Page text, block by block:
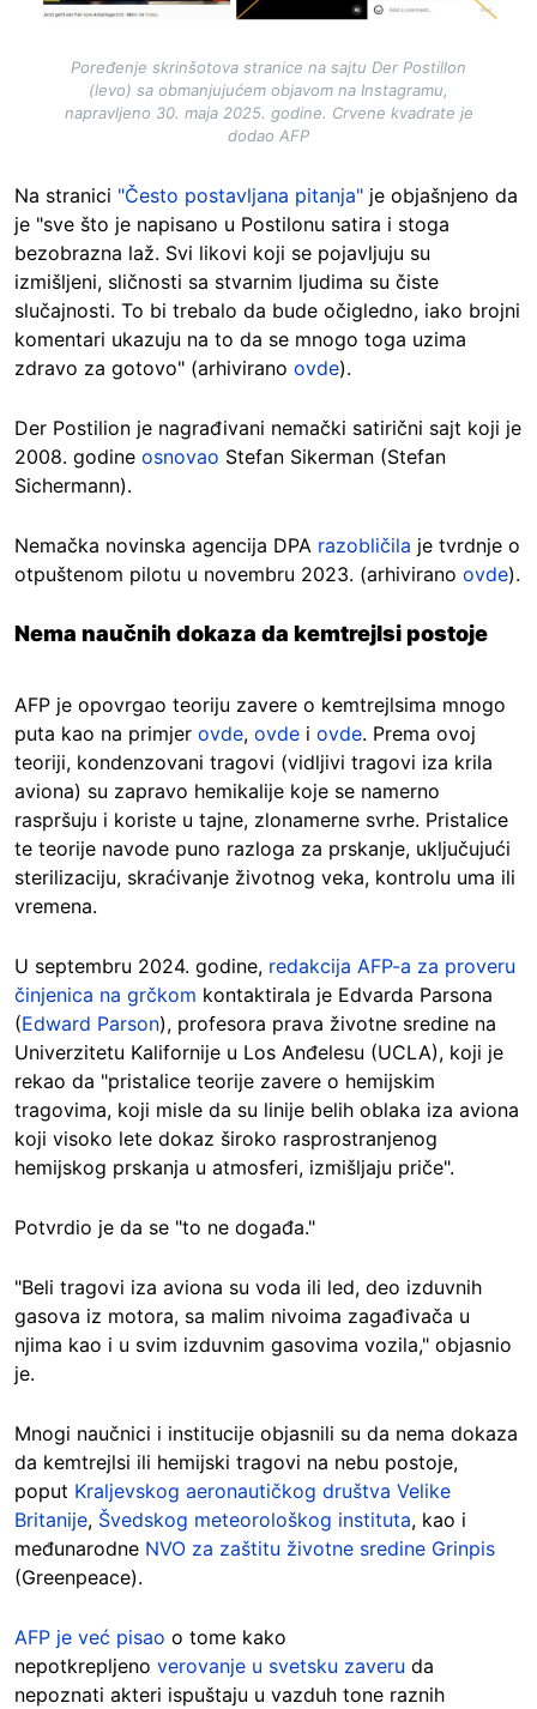
Poređenje skrinšotova stranice na sajtu Der Postillon
(levo) sa obmanjujućem objavom na Instagramu,
napravljeno 30. maja 2025. godine. Crvene kvadrate je
dodao AFP
Na stranici "Često postavljana pitanja" je objašnjeno da
je "sve što je napisano u Postilonu satira i stoga
bezobrazna laž. Svi likovi koji se pojavljuju su
izmišljeni, sličnosti sa stvarnim ljudima su čiste
slučajnosti. To bi trebalo da bude očigledno, iako brojni
komentari ukazuju na to da se mnogo toga uzima
zdravo za gotovo" (arhivirano ovde).
Der Postilion je nagrađivani nemački satirični sajt koji je
2008. godine osnovao Stefan Sikerman (Stefan
Sichermann).
Nemačka novinska agencija DPA razobličila je tvrdnje o
otpuštenom pilotu u novembru 2023. (arhivirano ovde).
Nema naučnih dokaza da kemtrejlsi postoje
AFP je opovrgao teoriju zavere o kemtrejlsima mnogo
puta kao na primjer ovde, ovde i ovde. Prema ovoj
teoriji, kondenzovani tragovi (vidljivi tragovi iza krila
aviona) su zapravo hemikalije koje se namerno
raspršuju i koriste u tajne, zlonamerne svrhe. Pristalice
te teorije navode puno razloga za prskanje, uključujući
sterilizaciju, skraćivanje životnog veka, kontrolu uma ili
vremena.
U septembru 2024. godine, redakcija AFP-a za proveru
činjenica na grčkom kontaktirala je Edvarda Parsona
(Edward Parson), profesora prava životne sredine na
Univerzitetu Kalifornije u Los Anđelesu (UCLA), koji je
rekao da "pristalice teorije zavere o hemijskim
tragovima, koji misle da su linije belih oblaka iza aviona
koji visoko lete dokaz široko rasprostranjenog
hemijskog prskanja u atmosferi, izmišljaju priče".
Potvrdio je da se "to ne događa."
"Beli tragovi iza aviona su voda ili led, deo izduvnih
gasova iz motora, sa malim nivoima zagađivača u
njima kao i u svim izduvnim gasovima vozila," objasnio
je.
Mnogi naučnici i institucije objasnili su da nema dokaza
da kemtrejlsi ili hemijski tragovi na nebu postoje,
poput Kraljevskog aeronautičkog društva Velike
Britanije, Švedskog meteorološkog instituta, kao i
međunarodne NVO za zaštitu životne sredine Grinpis
(Greenpeace).
AFP je već pisao o tome kako
nepotkrepljeno verovanje u svetsku zaveru da
nepoznati akteri ispuštaju u vazduh tone raznih